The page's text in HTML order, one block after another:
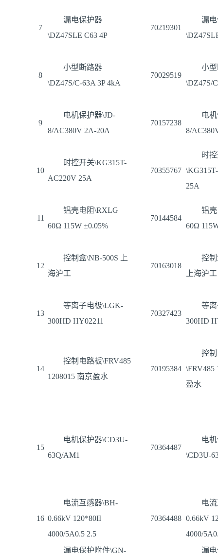
7
漏电保护器
\DZ47SLE C63 4P
70219301
漏
8
小型断路器
\DZ47S/C-63A 3P 4kA
70029519
小
\DZ47S/
9
电机保护器\JD-
8/AC380V 2A-20A
70157238
电
8/
10
时控开关\KG315T-
AC220V 25A
70355767
时
25A
11
铝壳电阻\RXLG
60Ω 115W ±0.05%
70144584
铝
60Ω
12
控制盒\NB-500S 上
海沪工
70163018
控制
上海沪工
13
等离子电极\LGK-
300HD HY02211
70327423
等
300HD
14
控制电路板\FRV485
1208015 南京盈水
70195384
控
\FRV485
盈水
15
电机保护器\CD3U-
63Q/AM1
70364487
电
\CD3U-
16
电流互感器\BH-
0.66kV 120*80II
4000/5A0.5 2.5
70364488
电
0.66kV
4000/
漏电保护附件\GN-
漏